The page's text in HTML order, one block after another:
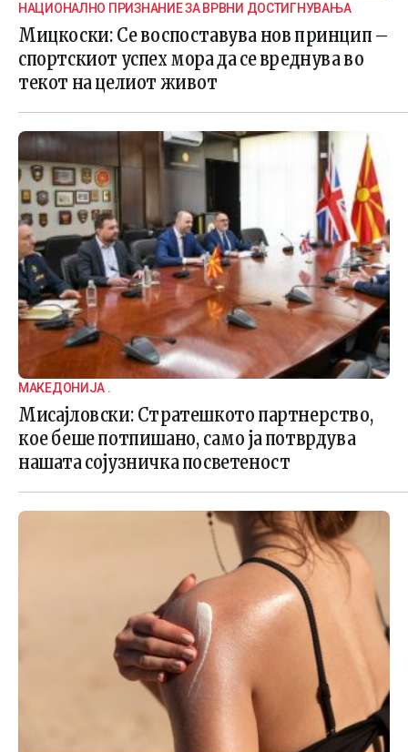
НАЦИОНАЛНО ПРИЗНАНИЕ ЗА ВРВНИ ДОСТИГНУВАЊА
Мицкоски: Се воспоставува нов принцип –
спортскиот успех мора да се вреднува во
текот на целиот живот
МАКЕДОНИЈА .
Мисајловски: Стратешкото партнерство,
кое беше потпишано, само ја потврдува
нашата сојузничка посветеност